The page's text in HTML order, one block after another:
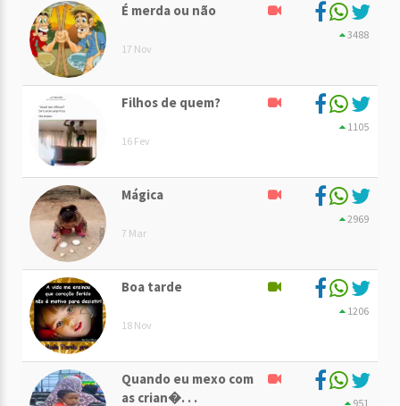
É merda ou não
17 Nov
3488
Filhos de quem?
16 Fev
1105
Mágica
7 Mar
2969
Boa tarde
18 Nov
1206
Quando eu mexo com
as crian�. . .
951